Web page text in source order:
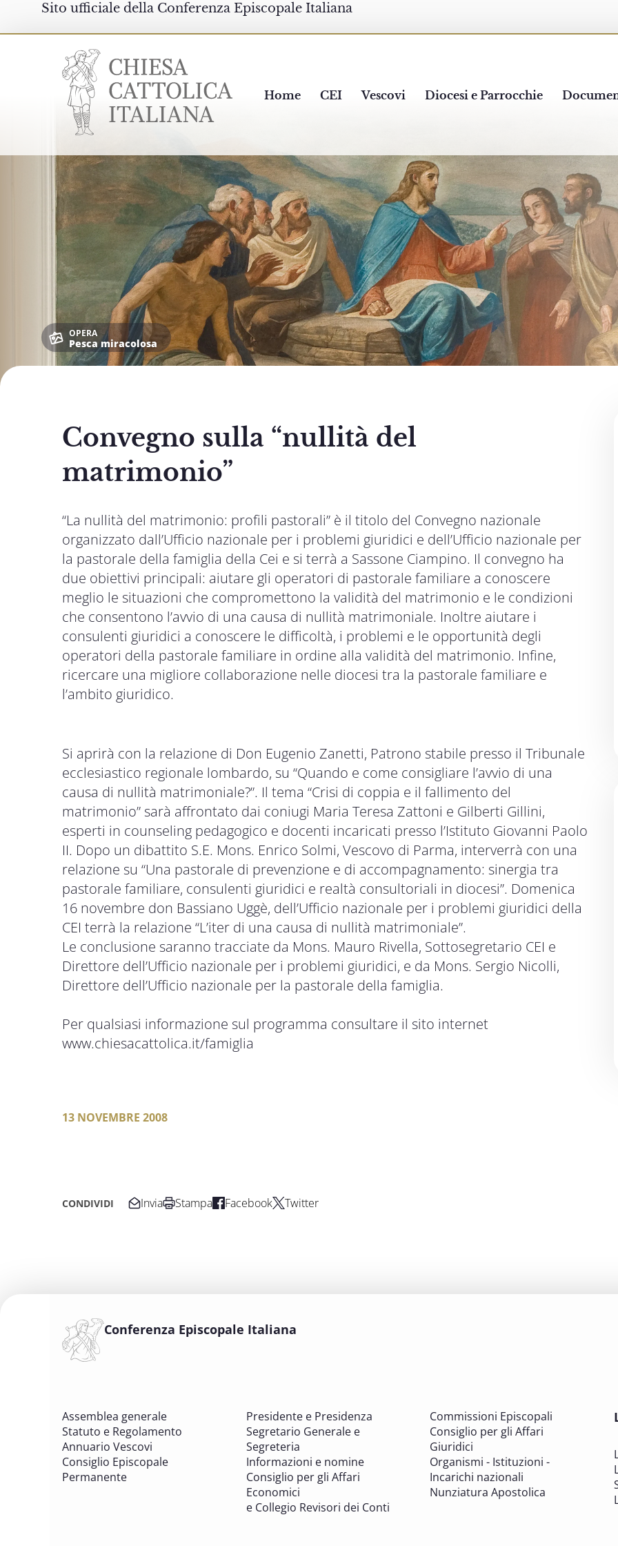
Sito ufficiale della Conferenza Episcopale Italiana
Chiesacattolica.it
Home CEI Vescovi Diocesi e Parrocchie
OPERA
Pesca miracolosa
Convegno sulla “nullità del
matrimonio”
“La nullità del matrimonio: profili pastorali” è il titolo del Convegno nazionale
organizzato dall’Ufficio nazionale per i problemi giuridici e dell’Ufficio nazionale per
la pastorale della famiglia della Cei e si terrà a Sassone Ciampino. Il convegno ha
due obiettivi principali: aiutare gli operatori di pastorale familiare a conoscere
meglio le situazioni che compromettono la validità del matrimonio e le condizioni
che consentono l’avvio di una causa di nullità matrimoniale. Inoltre aiutare i
consulenti giuridici a conoscere le difficoltà, i problemi e le opportunità degli
operatori della pastorale familiare in ordine alla validità del matrimonio. Infine,
ricercare una migliore collaborazione nelle diocesi tra la pastorale familiare e
l’ambito giuridico.
Si aprirà con la relazione di Don Eugenio Zanetti, Patrono stabile presso il Tribunale
ecclesiastico regionale lombardo, su “Quando e come consigliare l’avvio di una
causa di nullità matrimoniale?”. Il tema “Crisi di coppia e il fallimento del
matrimonio” sarà affrontato dai coniugi Maria Teresa Zattoni e Gilberti Gillini,
esperti in counseling pedagogico e docenti incaricati presso l’Istituto Giovanni Paolo
II. Dopo un dibattito S.E. Mons. Enrico Solmi, Vescovo di Parma, interverrà con una
relazione su “Una pastorale di prevenzione e di accompagnamento: sinergia tra
pastorale familiare, consulenti giuridici e realtà consultoriali in diocesi”. Domenica
16 novembre don Bassiano Uggè, dell’Ufficio nazionale per i problemi giuridici della
CEI terrà la relazione “L’iter di una causa di nullità matrimoniale”.
Le conclusione saranno tracciate da Mons. Mauro Rivella, Sottosegretario CEI e
Direttore dell’Ufficio nazionale per i problemi giuridici, e da Mons. Sergio Nicolli,
Direttore dell’Ufficio nazionale per la pastorale della famiglia.
Per qualsiasi informazione sul programma consultare il sito internet
www.chiesacattolica.it/famiglia
13 NOVEMBRE 2008
CONDIVIDI Invia Stampa Facebook Twitter
Conferenza Episcopale Italiana
Assemblea generale
Statuto e Regolamento
Annuario Vescovi
Consiglio Episcopale
Permanente
Presidente e Presidenza
Segretario Generale e
Segreteria
Informazioni e nomine
Consiglio per gli Affari
Economici
e Collegio Revisori dei Conti
Commissioni Episcopali
Consiglio per gli Affari
Giuridici
Organismi - Istituzioni -
Incarichi nazionali
Nunziatura Apostolica